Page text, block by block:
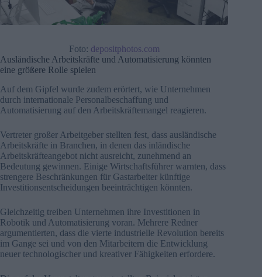
Foto: depositphotos.com
Ausländische Arbeitskräfte und Automatisierung könnten
eine größere Rolle spielen
Auf dem Gipfel wurde zudem erörtert, wie Unternehmen
durch internationale Personalbeschaffung und
Automatisierung auf den Arbeitskräftemangel reagieren.
Vertreter großer Arbeitgeber stellten fest, dass ausländische
Arbeitskräfte in Branchen, in denen das inländische
Arbeitskräfteangebot nicht ausreicht, zunehmend an
Bedeutung gewinnen. Einige Wirtschaftsführer warnten, dass
strengere Beschränkungen für Gastarbeiter künftige
Investitionsentscheidungen beeinträchtigen könnten.
Gleichzeitig treiben Unternehmen ihre Investitionen in
Robotik und Automatisierung voran. Mehrere Redner
argumentierten, dass die vierte industrielle Revolution bereits
im Gange sei und von den Mitarbeitern die Entwicklung
neuer technologischer und kreativer Fähigkeiten erfordere.